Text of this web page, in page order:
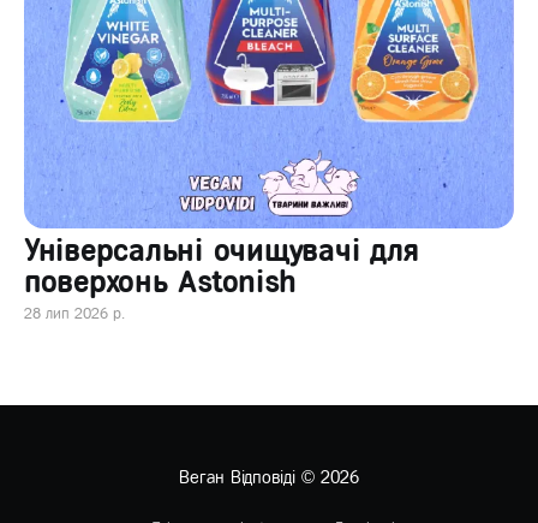
Універсальні очищувачі для
поверхонь Astonish
28 лип 2026 р.
Веган Відповіді© 2026